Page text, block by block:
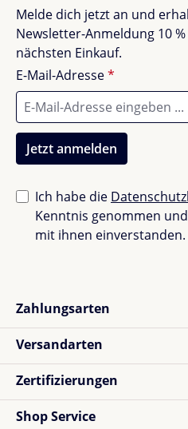
Melde dich jetzt an und
Newsletter-Anmeldung 10
nächsten Einkauf.
E-Mail-Adresse*
Jetzt anmelden
Ich habe die
Kenntnis genommen
mit ihnen einverstanden.
Zahlungsarten
Versandarten
Zertifizierungen
Shop Service